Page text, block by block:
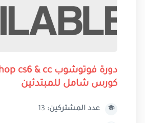
كورس شامل للمبتدئين
عدد المشتركين: